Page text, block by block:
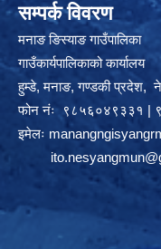
सम्पर्क विवरण
मनाङ ङिस्याङ गाउँपालिका
गाउँकार्यपालिकाको कार्यालय
हुम्डे, मनाङ, गण्डकी प्रदेश,
फोन नंः ९८५६०४९३३१ |
इमेलः